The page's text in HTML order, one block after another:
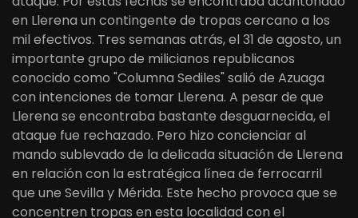
en Llerena un contingente de tropas cercano a los
mil efectivos. Tres semanas atrás, el 31 de agosto, un
importante grupo de milicianos republicanos
conocido como "Columna Sediles" salió de Azuaga
con intenciones de tomar Llerena. A pesar de que
Llerena se encontraba bastante desguarnecida, el
ataque fue rechazado. Pero hizo concienciar al
mando sublevado de la delicada situación de Llerena
en relación con la estratégica línea de ferrocarril
que une Sevilla y Mérida. Este hecho provoca que se
concentren tropas en esta localidad con el